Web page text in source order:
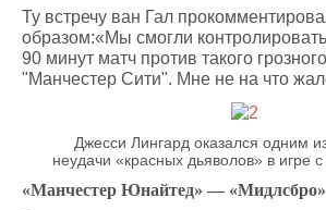
Ту встречу ван Гал
образом:«Мы смогли
90 минут матч против такого
"Манчестер Сити". Мне не на что
Джесси Лингард оказался одним
неудачи «красных дьяволов» в игре
«Манчестер Юнайтед» — «Мидлсбро»